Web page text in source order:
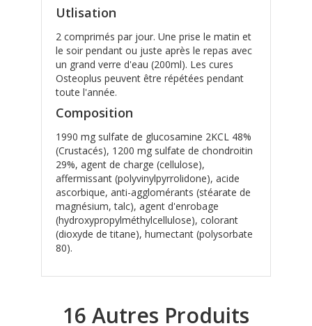
Utlisation
2 comprimés par jour. Une prise le matin et
le soir pendant ou juste après le repas avec
un grand verre d'eau (200ml). Les cures
Osteoplus peuvent être répétées pendant
toute l'année.
Composition
1990 mg sulfate de glucosamine 2KCL 48%
(Crustacés), 1200 mg sulfate de chondroitin
29%, agent de charge (cellulose),
affermissant (polyvinylpyrrolidone), acide
ascorbique, anti-agglomérants (stéarate de
magnésium, talc), agent d'enrobage
(hydroxypropylméthylcellulose), colorant
(dioxyde de titane), humectant (polysorbate
80).
16 Autres Produits